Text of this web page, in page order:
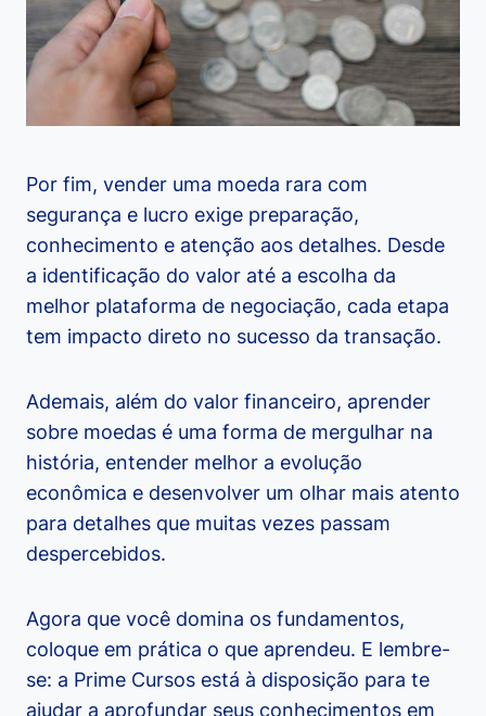
Por fim, vender uma moeda rara com
segurança e lucro exige preparação,
conhecimento e atenção aos detalhes. Desde
a identificação do valor até a escolha da
melhor plataforma de negociação, cada etapa
tem impacto direto no sucesso da transação.
Ademais, além do valor financeiro, aprender
sobre moedas é uma forma de mergulhar na
história, entender melhor a evolução
econômica e desenvolver um olhar mais atento
para detalhes que muitas vezes passam
despercebidos.
Agora que você domina os fundamentos,
coloque em prática o que aprendeu. E lembre-
se: a Prime Cursos está à disposição para te
ajudar a aprofundar seus conhecimentos em